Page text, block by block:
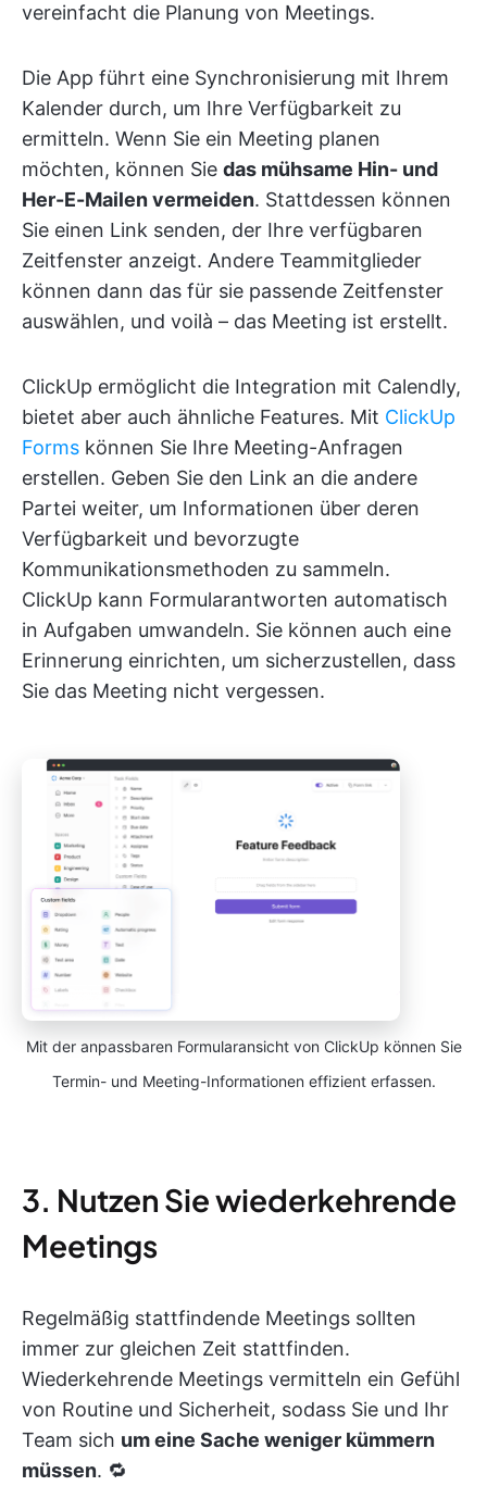
vereinfacht die Planung von Meetings.
Die App führt eine Synchronisierung mit Ihrem
Kalender durch, um Ihre Verfügbarkeit zu
ermitteln. Wenn Sie ein Meeting planen
möchten, können Sie das mühsame Hin- und
Her-E-Mailen vermeiden. Stattdessen können
Sie einen Link senden, der Ihre verfügbaren
Zeitfenster anzeigt. Andere Teammitglieder
können dann das für sie passende Zeitfenster
auswählen, und voilà – das Meeting ist erstellt.
ClickUp ermöglicht die Integration mit Calendly,
bietet aber auch ähnliche Features. Mit ClickUp
Forms können Sie Ihre Meeting-Anfragen
erstellen. Geben Sie den Link an die andere
Partei weiter, um Informationen über deren
Verfügbarkeit und bevorzugte
Kommunikationsmethoden zu sammeln.
ClickUp kann Formularantworten automatisch
in Aufgaben umwandeln. Sie können auch eine
Erinnerung einrichten, um sicherzustellen, dass
Sie das Meeting nicht vergessen.
Mit der anpassbaren Formularansicht von ClickUp können Sie
Termin- und Meeting-Informationen effizient erfassen.
3. Nutzen Sie wiederkehrende
Meetings
Regelmäßig stattfindende Meetings sollten
immer zur gleichen Zeit stattfinden.
Wiederkehrende Meetings vermitteln ein Gefühl
von Routine und Sicherheit, sodass Sie und Ihr
Team sich um eine Sache weniger kümmern
müssen. 🔁